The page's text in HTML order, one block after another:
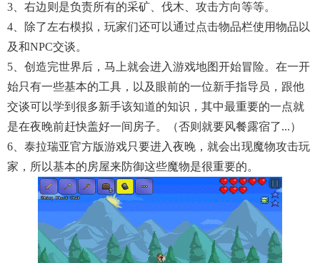
3、右边则是负责所有的采矿、伐木、攻击方向等等。
4、除了左右模拟，玩家们还可以通过点击物品栏使用物品以
及和NPC交谈。
5、创造完世界后，马上就会进入游戏地图开始冒险。在一开
始只有一些基本的工具，以及眼前的一位新手指导员，跟他
交谈可以学到很多新手该知道的知识，其中最重要的一点就
是在夜晚前赶快盖好一间房子。（否则就要风餐露宿了...）
6、泰拉瑞亚官方版游戏只要进入夜晚，就会出现魔物攻击玩
家，所以基本的房屋来防御这些魔物是很重要的。